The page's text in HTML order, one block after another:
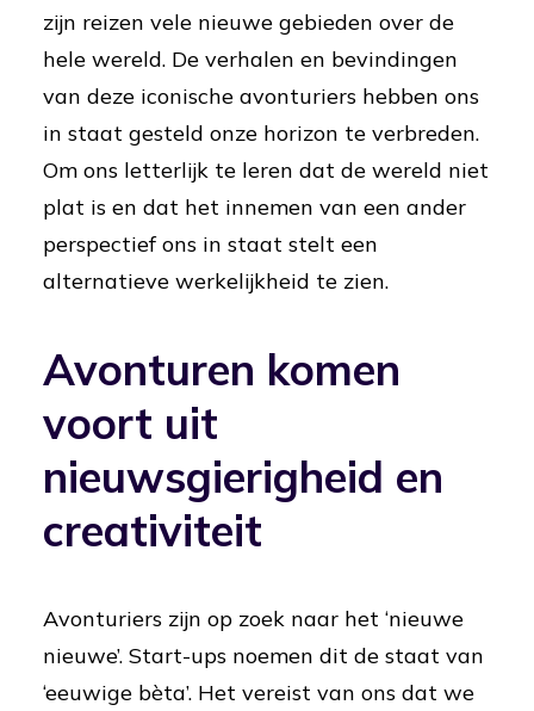
zijn reizen vele nieuwe gebieden over de
hele wereld. De verhalen en bevindingen
van deze iconische avonturiers hebben ons
in staat gesteld onze horizon te verbreden.
Om ons letterlijk te leren dat de wereld niet
plat is en dat het innemen van een ander
perspectief ons in staat stelt een
alternatieve werkelijkheid te zien.
Avonturen komen
voort uit
nieuwsgierigheid en
creativiteit
Avonturiers zijn op zoek naar het ‘nieuwe
nieuwe’. Start-ups noemen dit de staat van
‘eeuwige bèta’. Het vereist van ons dat we